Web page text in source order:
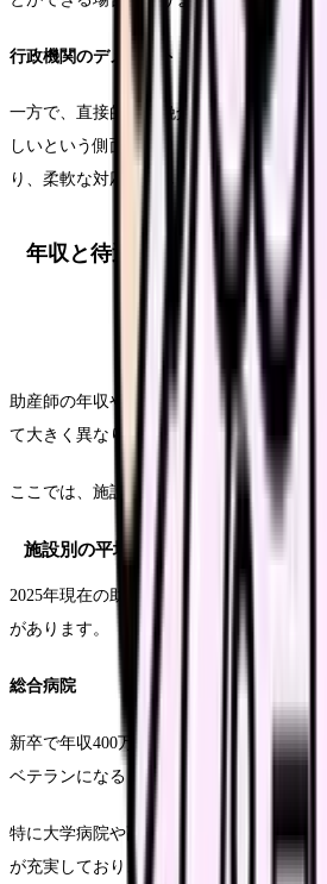
行政機関のデメリット
一方で、直接的な分娩介助の機会がない
しいという側面もあります。また、行政
り、柔軟な対応が難しいケースもあります
年収と待遇の実態
助産師の年収や待遇は、勤務先の種類や
て大きく異なります。
ここでは、施設別の平均年収や待遇につ
施設別の平均年収比較
2025年現在の助産師の平均年収は、施設
があります。
総合病院
新卒で年収400万円前後、経験5年以上で
ベテランになると600万円以上になること
特に大学病院や高度医療機関では、資格
が充実しており、年収アップが期待できま